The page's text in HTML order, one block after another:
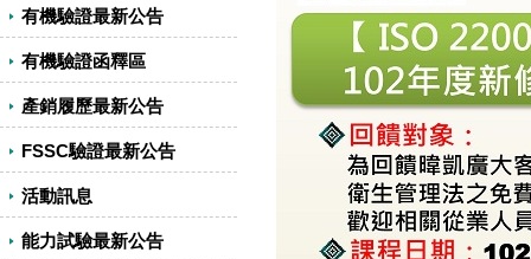
有機驗證最新公告
有機驗證函釋區
產銷履歷最新公告
FSSC驗證最新公告
活動訊息
能力試驗最新公告